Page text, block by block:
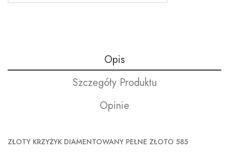
Opis
Szczegóły Produktu
Opinie
ZŁOTY KRZYŻYK DIAMENTOWANY PEŁNE ZŁOTO 585